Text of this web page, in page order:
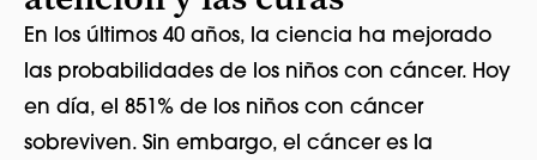
En los últimos 40 años, la ciencia ha mejorado
las probabilidades de los niños con cáncer. Hoy
en día, el 851% de los niños con cáncer
sobreviven. Sin embargo, el cáncer es la